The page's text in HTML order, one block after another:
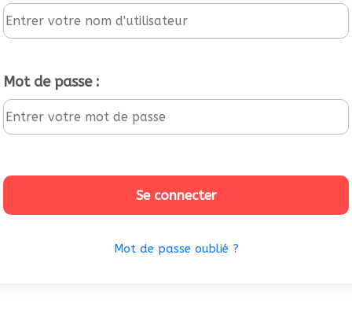
Mot de passe :
Se connecter
Mot de passe oublié ?